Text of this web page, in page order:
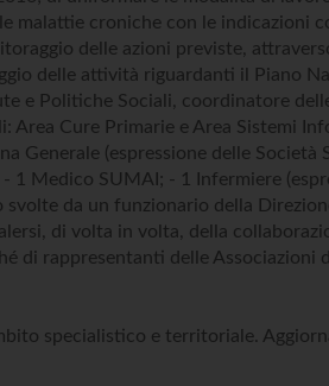
malattie croniche con le indicazioni
delle azioni previste,
delle attività riguardanti il Piano
e Politiche Sociali, coordinatore
Area Cure Primarie e Area Sistemi
Generale (espressione delle Società
1 Medico SUMAI; - 1 Infermiere
da un funzionario della
di volta in volta, della
di rappresentanti delle Associazioni
specialistico e territoriale.